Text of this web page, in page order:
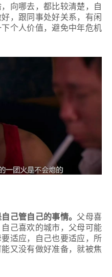
向哪去，都比较清楚，自
，跟同事处好关系，有闲
个人价值，避免中年危机
己管自己的事情。 父母喜
自己喜欢的城市，父母可能
适应，自己也要适应，所
又没有做好准备，就被焦